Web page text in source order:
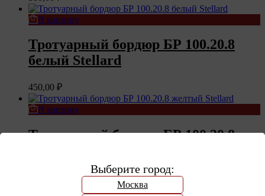
В корзину
Тротуарный бордюр БР 100.20.8
белый Stellard
450,00 ₽
В корзину
Тротуарный бордюр БР 100.20.8
Выберите город:
Москва